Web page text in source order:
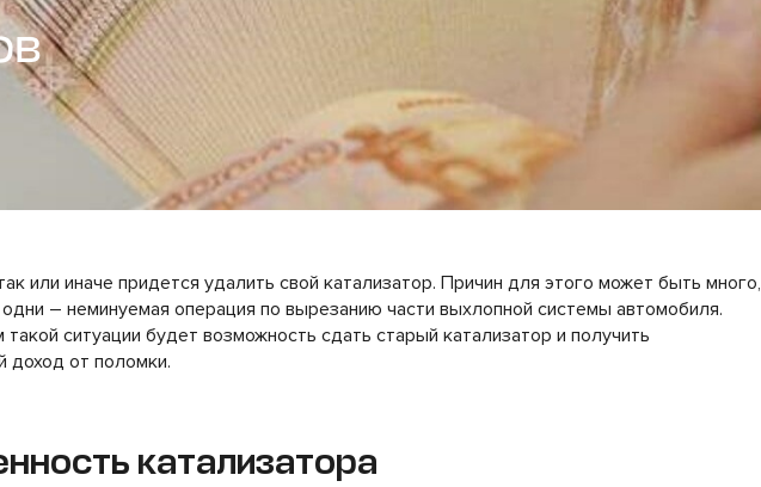
или иначе придется удалить свой катализатор. Причин для этого может быть много,
– неминуемая операция по вырезанию части выхлопной системы автомобиля.
ситуации будет возможность сдать старый катализатор и получить
доход от поломки.
катализатора